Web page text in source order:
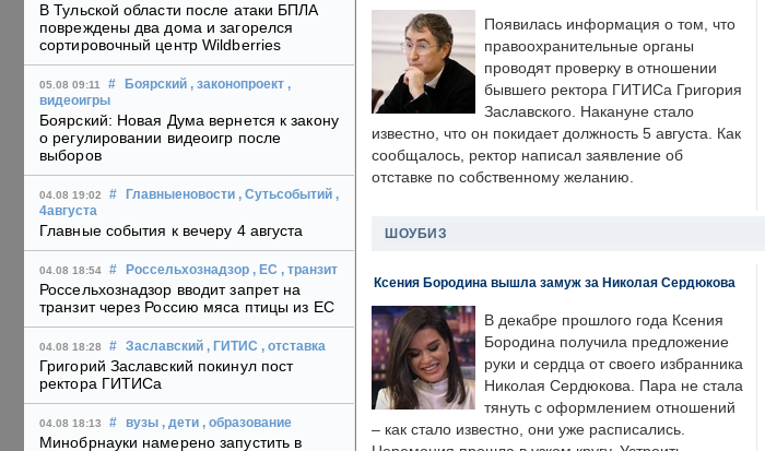
В Тульской области после атаки БПЛА
повреждены два дома и загорелся
сортировочный центр Wildberries
05.08 09:11 # Боярский , законопроект ,
видеоигры
Боярский: Новая Дума вернется к закону
о регулировании видеоигр после
выборов
04.08 19:02 # Главныеновости , Сутьсобытий ,
4августа
Главные события к вечеру 4 августа
04.08 18:54 # Россельхознадзор , ЕС , транзит
Россельхознадзор вводит запрет на
транзит через Россию мяса птицы из ЕС
04.08 18:28 # Заславский , ГИТИС , отставка
Григорий Заславский покинул пост
ректора ГИТИСа
04.08 18:13 # вузы , дети , образование
Минобрнауки намерено запустить в
Появилась информация о том, что
правоохранительные органы
проводят проверку в отношении
бывшего ректора ГИТИСа Григория
Заславского. Накануне стало
известно, что он покидает должность 5 августа. Как
сообщалось, ректор написал заявление об
отставке по собственному желанию.
ШОУБИЗ
Ксения Бородина вышла замуж за Николая Сердюкова
В декабре прошлого года Ксения
Бородина получила предложение
руки и сердца от своего избранника
Николая Сердюкова. Пара не стала
тянуть с оформлением отношений
– как стало известно, они уже расписались.